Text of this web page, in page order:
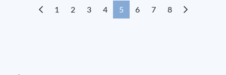
1 2 3 4 5 6 7 8